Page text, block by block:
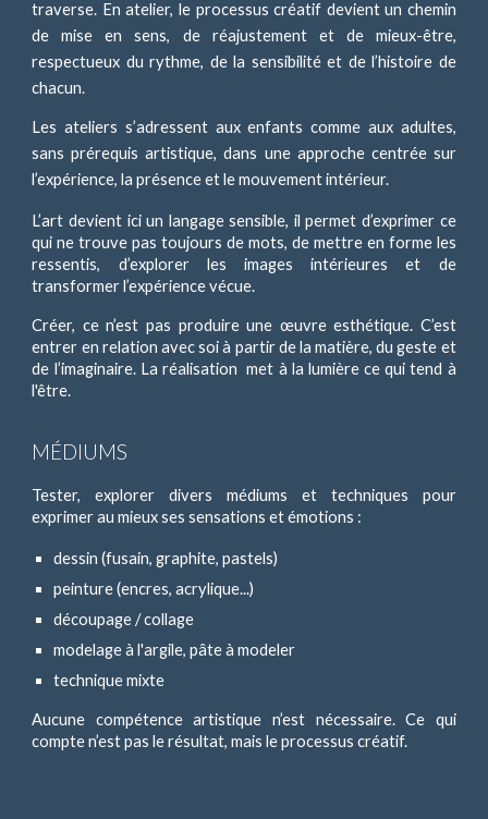
traverse. En atelier, le processus créatif devient un chemin
de mise en sens, de réajustement et de mieux-être,
respectueux du rythme, de la sensibilité et de l’histoire de
chacun.
Les ateliers s’adressent aux enfants comme aux adultes,
sans prérequis artistique, dans une approche centrée sur
l’expérience, la présence et le mouvement intérieur.
L’art devient ici un langage sensible, il permet d’exprimer ce
qui ne trouve pas toujours de mots, de mettre en forme les
ressentis, d’explorer les images intérieures et de
transformer l’expérience vécue.
Créer, ce n’est pas produireune œuvre esthétique. C’est
entrer en relation avec soi à partir de la matière, du geste et
de l’imaginaire.La réalisation met à la lumière ce qui tend à
l'être.
MÉDIUMS
Tester, explorer divers médiums et techniques pour
exprimer au mieux ses sensations et émotions :
dessin (fusain, graphite, pastels)
peinture(encres, acrylique...)
découpage /collage
modelage à l'argile, pâte à modeler
technique mixte
Aucune compétence artistique n’est nécessaire. Ce qui
compte n’est pas le résultat, mais le processus créatif.